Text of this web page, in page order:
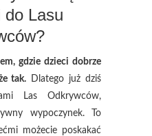
do Lasu
gdzie dzieci dobrze
tak. Dlatego już dziś
Las Odkrywców,
wypoczynek. To
możecie poskakać